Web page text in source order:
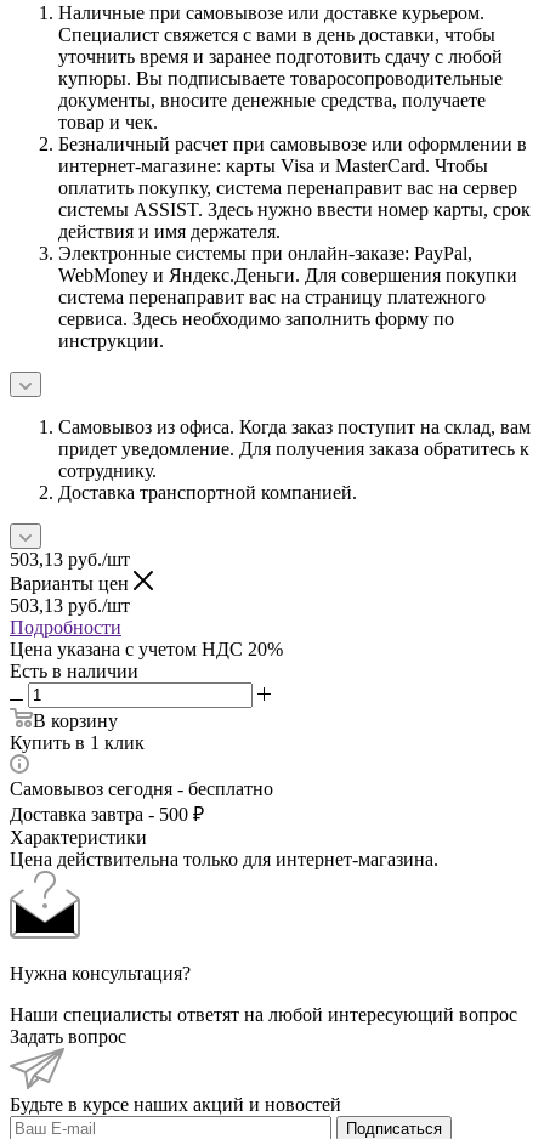
Наличные при самовывозе или доставке курьером.
Специалист свяжется с вами в день доставки, чтобы
уточнить время и заранее подготовить сдачу с любой
купюры. Вы подписываете товаросопроводительные
документы, вносите денежные средства, получаете
товар и чек.
Безналичный расчет при самовывозе или оформлении в
интернет-магазине: карты Visa и MasterCard. Чтобы
оплатить покупку, система перенаправит вас на сервер
системы ASSIST. Здесь нужно ввести номер карты, срок
действия и имя держателя.
Электронные системы при онлайн-заказе: PayPal,
WebMoney и Яндекс.Деньги. Для совершения покупки
система перенаправит вас на страницу платежного
сервиса. Здесь необходимо заполнить форму по
инструкции.
Самовывоз из офиса. Когда заказ поступит на склад, вам
придет уведомление. Для получения заказа обратитесь к
сотруднику.
Доставка транспортной компанией.
503,13 руб./шт
Варианты цен
503,13 руб./шт
Подробности
Цена указана с учетом НДС 20%
Есть в наличии
В корзину
Купить в 1 клик
Самовывоз сегодня - бесплатно
Доставка завтра - 500 ₽
Характеристики
Цена действительна только для интернет-магазина.
Нужна консультация?
Наши специалисты ответят на любой интересующий вопрос
Задать вопрос
Будьте в курсе наших акций и новостей
Подписаться